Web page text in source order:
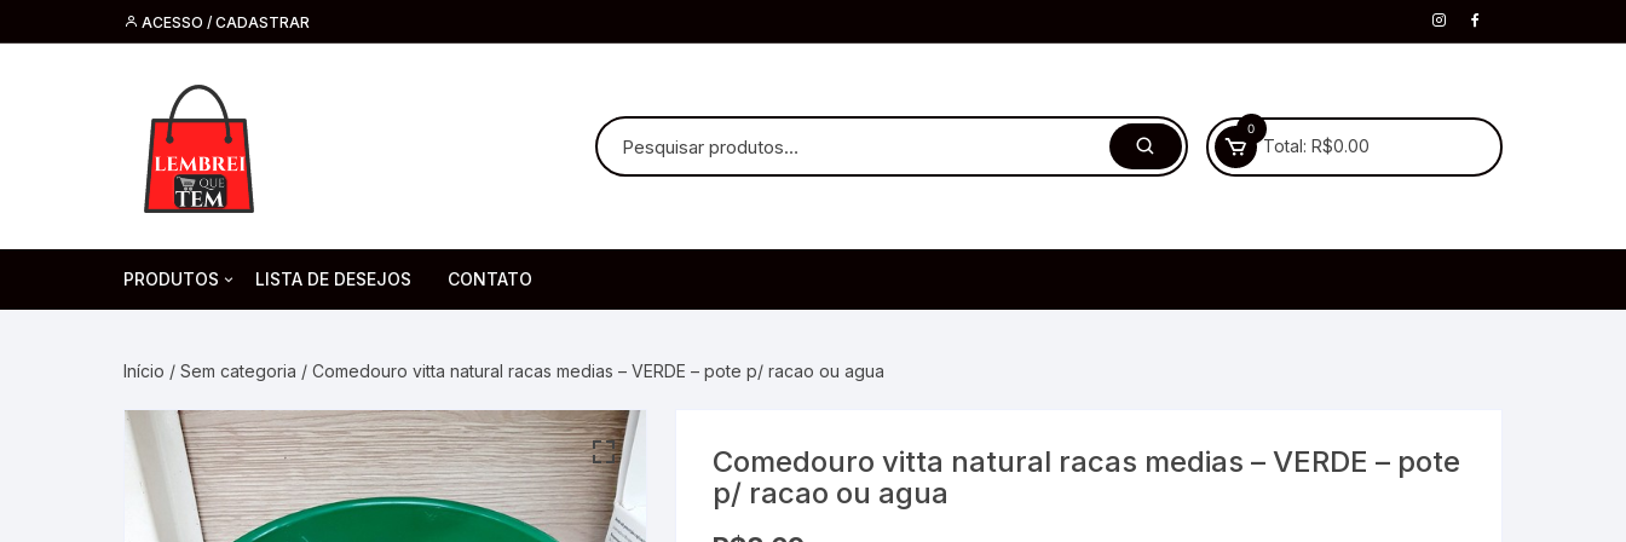
ACESSO / CADASTRAR
0
Total: R$0.00
PRODUTOS
Headsets e Microfone
Cabos
Pilha. Bateria
Saúde
moda
Artesanato
Artigos para festa
LISTA DE DESEJOS CONTATO
Início / Sem categoria / Comedouro vitta natural racas medias – VERDE – pote p/ racao ou agua
Comedouro vitta natural racas medias – VERDE – pote
p/ racao ou agua